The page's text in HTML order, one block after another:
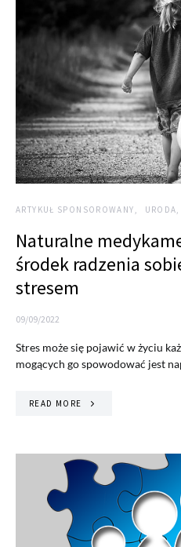
ARTYKUŁ SPONSOROWANY
Naturalne
środek radzenia
stresem
09/09/2022
Stres może się pojawić w życiu
mogących go spowodować jest
READ MORE